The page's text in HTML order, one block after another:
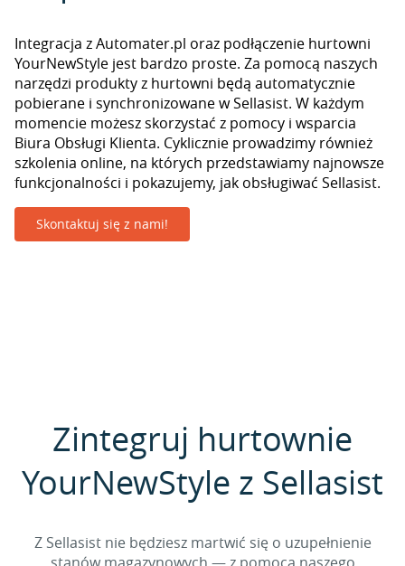
Integracja z Automater.pl oraz podłączenie hurtowni
YourNewStyle jest bardzo proste. Za pomocą naszych
narzędzi produkty z hurtowni będą automatycznie
pobierane i synchronizowane w Sellasist. W każdym
momencie możesz skorzystać z pomocy i wsparcia
Biura Obsługi Klienta. Cyklicznie prowadzimy również
szkolenia online, na których przedstawiamy najnowsze
funkcjonalności i pokazujemy, jak obsługiwać Sellasist.
Skontaktuj się z nami!
Zintegruj hurtownie
YourNewStyle z Sellasist
Z Sellasist nie będziesz martwić się o uzupełnienie